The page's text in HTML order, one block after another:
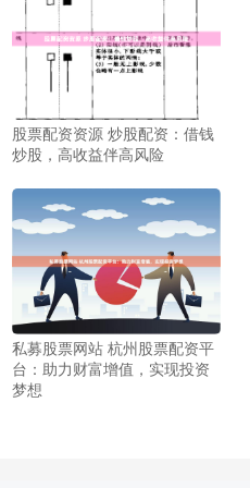
股票配资资源 炒股配资：借钱
炒股，高收益伴高风险
私募股票网站 杭州股票配资平
台：助力财富增值，实现投资
梦想